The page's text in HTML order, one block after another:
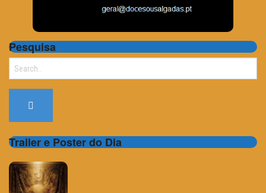
Pesquisa
Search
Trailer e Poster do Dia